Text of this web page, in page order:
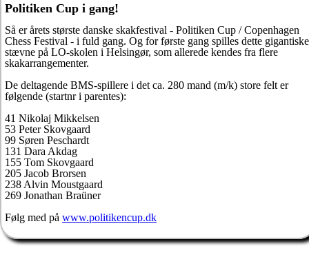
Politiken Cup i gang!
Så er årets største danske skakfestival - Politiken Cup / Copenhagen
Chess Festival - i fuld gang. Og for første gang spilles dette gigantiske
stævne på LO-skolen i Helsingør, som allerede kendes fra flere
skakarrangementer.
De deltagende BMS-spillere i det ca. 280 mand (m/k) store felt er
følgende (startnr i parentes):
41 Nikolaj Mikkelsen
53 Peter Skovgaard
99 Søren Peschardt
131 Dara Akdag
155 Tom Skovgaard
205 Jacob Brorsen
238 Alvin Moustgaard
269 Jonathan Braüner
Følg med på www.politikencup.dk